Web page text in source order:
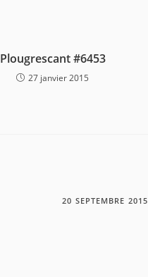
Plougrescant #6453
27 janvier 2015
20 SEPTEMBRE 2015